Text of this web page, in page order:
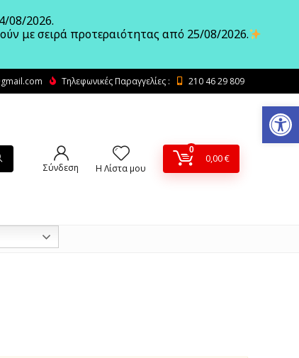
Τηλεφωνικές Παραγγελίες : 210 46 29 809
Σύνδεση Η Λίστα μου
0
0,00€
08/2026.
με σειρά προτεραιότητας από 25/08/2026.